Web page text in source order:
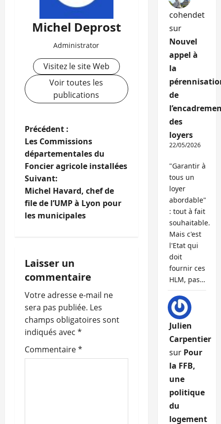
Michel Deprost
Administrator
Visitez le site Web
Voir toutes les
publications
N
a
v
i
g
t
i
o
n
d
’
Précédent :
Les Commissions
départementales du
Foncier agricole installées
Suivant:
Michel Havard, chef de
file de l’UMP à Lyon pour
les municipales
Laisser un
commentaire
Votre adresse e-mail ne
sera pas publiée. Les
champs obligatoires sont
indiqués avec *
Commentaire*
cohendet
sur
Nouvel
appel à
la
de
des
loyers
22/05/2026
"Garantir à
tous un
loyer
abordable"
: tout à fait
souhaitable.
Mais c'est
l'Etat qui
doit
fournir ces
HLM, pas…
Julien
Carpentier
sur Pour
la FFB,
une
politique
du
logement